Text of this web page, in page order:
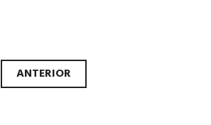
ANTERIOR